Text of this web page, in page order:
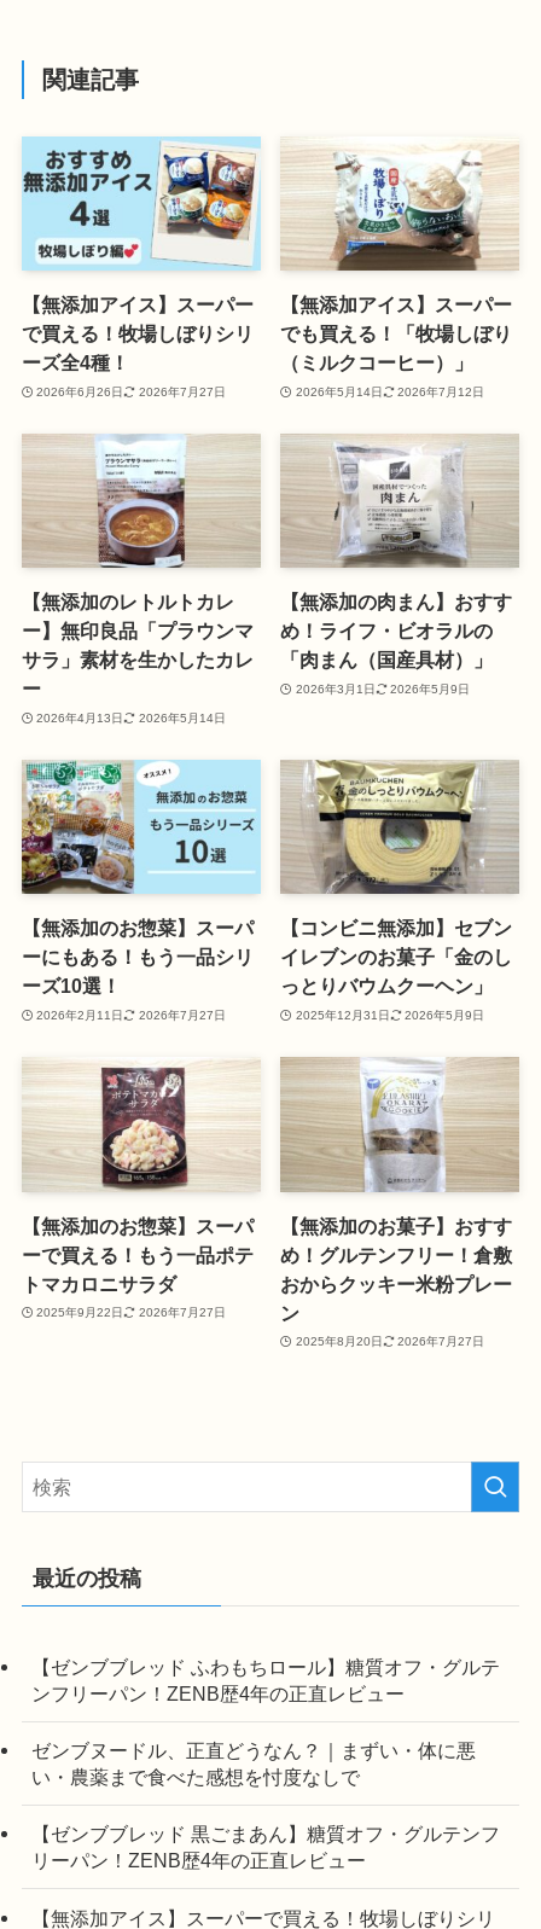
関連記事
【無添加アイス】スーパー
で買える！牧場しぼりシリ
ーズ全4種！
2026年6月26日 2026年7月27日
【無添加アイス】スーパー
でも買える！「牧場しぼり
（ミルクコーヒー）」
2026年5月14日 2026年7月12日
【無添加のレトルトカレ
ー】無印良品「プラウンマ
サラ」素材を生かしたカレ
ー
2026年4月13日 2026年5月14日
【無添加の肉まん】おすす
め！ライフ・ビオラルの
「肉まん（国産具材）」
2026年3月1日 2026年5月9日
【無添加のお惣菜】スーパ
ーにもある！もう一品シリ
ーズ10選！
2026年2月11日 2026年7月27日
【コンビニ無添加】セブン
イレブンのお菓子「金のし
っとりバウムクーヘン」
2025年12月31日 2026年5月9日
【無添加のお惣菜】スーパ
ーで買える！もう一品ポテ
トマカロニサラダ
2025年9月22日 2026年7月27日
【無添加のお菓子】おすす
め！グルテンフリー！倉敷
おからクッキー米粉プレー
ン
2025年8月20日 2026年7月27日
最近の投稿
【ゼンブブレッド ふわもちロール】糖質オフ・グルテ
ンフリーパン！ZENB歴4年の正直レビュー
ゼンブヌードル、正直どうなん？｜まずい・体に悪
い・農薬まで食べた感想を忖度なしで
【ゼンブブレッド 黒ごまあん】糖質オフ・グルテンフ
リーパン！ZENB歴4年の正直レビュー
【無添加アイス】スーパーで買える！牧場しぼりシリ